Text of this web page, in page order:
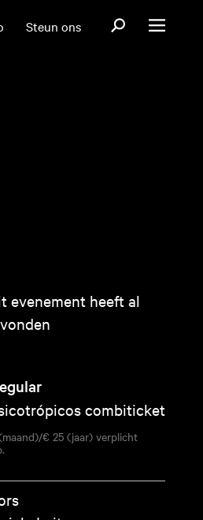
Steun ons OpenOpen menu
evenement heeft al
combiticket
€ 25 (jaar) verplicht